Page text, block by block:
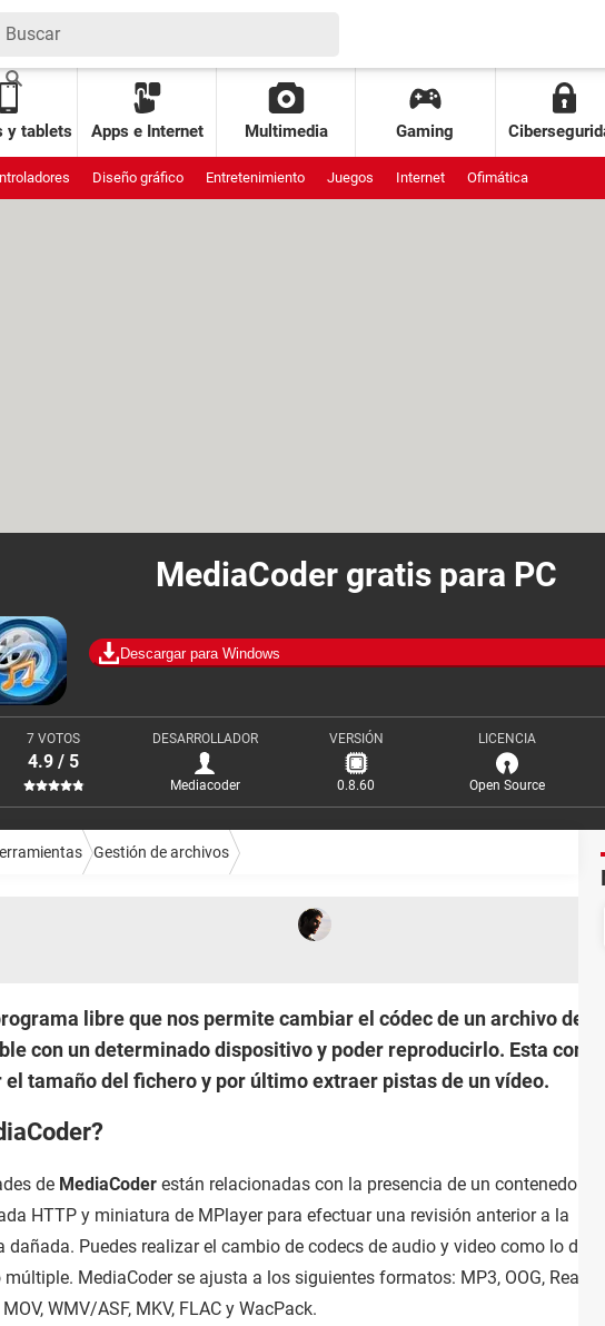
y tablets Apps e Internet Multimedia Gaming
Diseño gráfico Entretenimiento Juegos Internet Ofimática
MediaCoder gratis para PC
Descargar para Windows
7 VOTOS
4.9 / 5
DESARROLLADOR
Mediacoder
VERSIÓN
0.8.60
LICENCIA
Open Source
Gestión de archivos
libre que nos permite cambiar el códec de un archivo de
con un determinado dispositivo y poder reproducirlo. Esta
tamaño del fichero y por último extraer pistas de un vídeo.
de MediaCoder están relacionadas con la presencia de un contenedor fijo,
HTTP y miniatura de MPlayer para efectuar una revisión anterior a la
Puedes realizar el cambio de codecs de audio y video como lo
MediaCoder se ajusta a los siguientes formatos: MP3, OOG,
MOV, WMV/ASF, MKV, FLAC y WacPack.